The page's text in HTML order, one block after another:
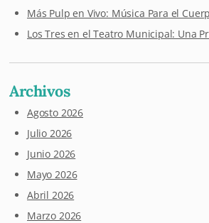
Más Pulp en Vivo: Música Para el
Los Tres en el Teatro Municipal: Una
Archivos
Agosto 2026
Julio 2026
Junio 2026
Mayo 2026
Abril 2026
Marzo 2026